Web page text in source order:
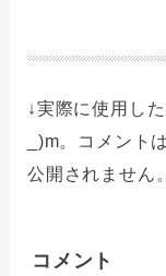
↓実際に使用し
_)m。コメント
公開されません。
コメント